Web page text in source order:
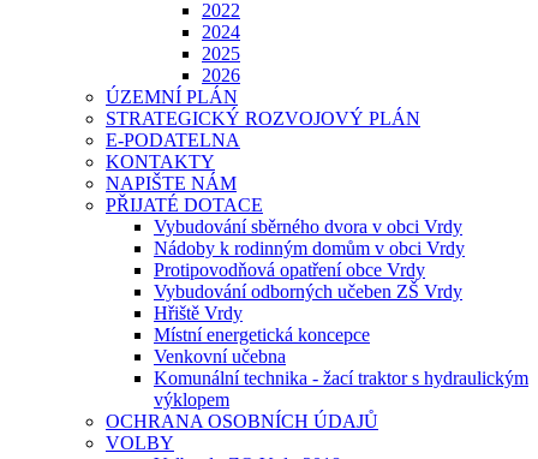
2022
2024
2025
2026
ÚZEMNÍ PLÁN
STRATEGICKÝ ROZVOJOVÝ PLÁN
E-PODATELNA
KONTAKTY
NAPIŠTE NÁM
PŘIJATÉ DOTACE
Vybudování sběrného dvora v obci Vrdy
Nádoby k rodinným domům v obci Vrdy
Protipovodňová opatření obce Vrdy
Vybudování odborných učeben ZŠ Vrdy
Hřiště Vrdy
Místní energetická koncepce
Venkovní učebna
Komunální technika - žací traktor s hydraulickým
výklopem
OCHRANA OSOBNÍCH ÚDAJŮ
VOLBY